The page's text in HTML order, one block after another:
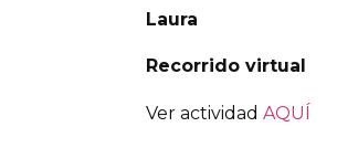
Laura
Recorrido virtual
Ver actividad AQUÍ